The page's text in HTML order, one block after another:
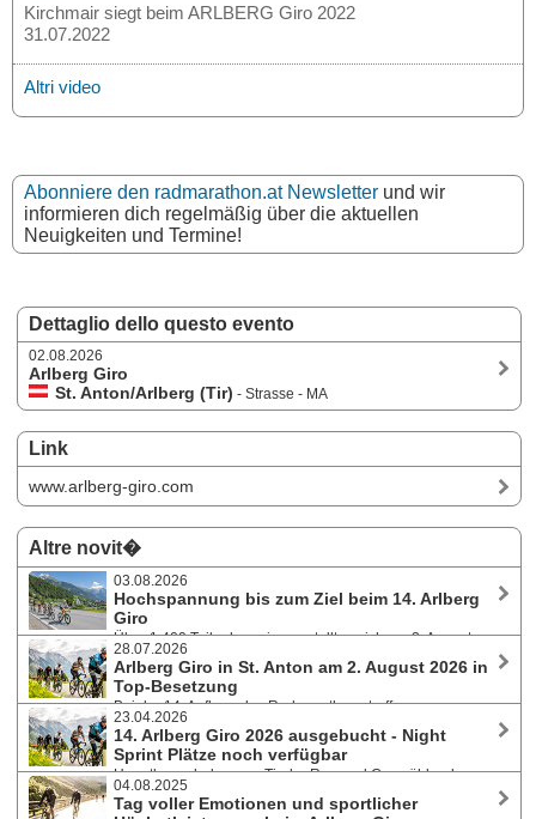
Dettaglio dello questo evento
02.08.2026
Arlberg Giro
St. Anton/Arlberg (Tir) - Strasse - MA
Link
www.arlberg-giro.com
Altre novit�
03.08.2026
Hochspannung bis zum Ziel beim 14. Arlberg
Giro
Über 1.400 Teilnehmer:innen stellten sich am 2. August
2026 bei hochsommerlichen Temperaturen der 142 Kilometer langen
Strecke mit mehr als 2.400 Höhenmetern und bewältigten den
anspruchsvollen Kurs rund um den Arlberg.
28.07.2026
Arlberg Giro in St. Anton am 2. August 2026 in
Top-Besetzung
Bei der 14. Auflage des Radmarathons treffen
ambitionierte Amateur:innen, erfahrene Wiederholungstäter:innen,
Newcomer und bekannte Namen der internationalen Radsportszene
aufeinander. Bereits seit Monaten vollständig ausgebucht, können sich
Kurzentschlossene noch einen Startplatz beim St. Anton Night Sprint
sichern.
23.04.2026
14. Arlberg Giro 2026 ausgebucht - Night
Sprint Plätze noch verfügbar
Hauptbewerb des zum Tiroler Rennrad Cup zählenden
Radmarathons in St. Anton am Arlberg am Sonntag, 2. August 2026, mit
1.500 Starter:innen bereits restlos ausgebucht. Startplätze noch für den
04.08.2025
Tag voller Emotionen und sportlicher
Kirchmair siegt beim ARLBERG Giro 2022
31.07.2022
Altri video
Abonniere den radmarathon.at Newsletter und wir
informieren dich regelmäßig über die aktuellen
Neuigkeiten und Termine!